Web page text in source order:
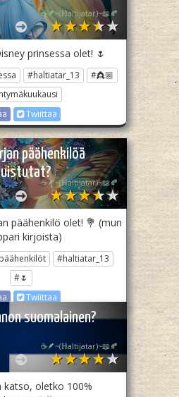
☕🪶~(ℍaltijatar)~📖🍂
prinsessa olet! 🌷
#haltiatar_13
#👸🏼
Twiittaa
päähenkilöä
☕🪶~(ℍaltijatar)~📖🍂
päähenkilö olet! 💐 (mun
kirjoista)
#haltiatar_13
#🌷
Twiittaa
suomalainen?
☕🪶~(ℍaltijatar)~📖🍂
katso, oletko 100%